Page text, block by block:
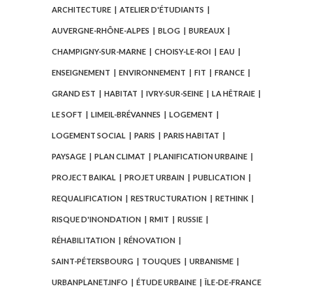
ARCHITECTURE ATELIER D'ÉTUDIANTS
AUVERGNE-RHÔNE-ALPES BLOG BUREAUX
CHAMPIGNY-SUR-MARNE CHOISY-LE-ROI EAU
ENSEIGNEMENT ENVIRONNEMENT FIT FRANCE
GRAND EST HABITAT IVRY-SUR-SEINE LA HÊTRAIE
LE SOFT LIMEIL-BRÉVANNES LOGEMENT
LOGEMENT SOCIAL PARIS PARIS HABITAT
PAYSAGE PLAN CLIMAT PLANIFICATION URBAINE
PROJECT BAIKAL PROJET URBAIN PUBLICATION
REQUALIFICATION RESTRUCTURATION RETHINK
RISQUE D'INONDATION RMIT RUSSIE
RÉHABILITATION RÉNOVATION
SAINT-PÉTERSBOURG TOUQUES URBANISME
URBANPLANET.INFO ÉTUDE URBAINE ÎLE-DE-FRANCE